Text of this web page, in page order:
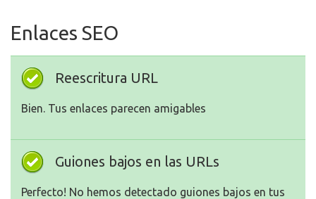
Enlaces SEO
Reescritura URL
Bien. Tus enlaces parecen amigables
Guiones bajos en las URLs
Perfecto! No hemos detectado guiones bajos en tus